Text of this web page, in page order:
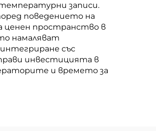
записи.
поведението на
ценен пространство в
намаляват
със
инвестицията в
и времето за